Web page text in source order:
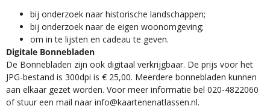
​bij onderzoek naar historische landschappen;
bij onderzoek naar de eigen woonomgeving;
om in te lijsten en cadeau te geven.
Digitale Bonnebladen
De Bonnebladen zijn ook digitaal verkrijgbaar. De prijs voor het
JPG-bestand is 300dpi is € 25,00. Meerdere bonnebladen kunnen
aan elkaar gezet worden. Voor meer informatie bel 020-4822060
of stuur een mail naar info@kaartenenatlassen.nl.